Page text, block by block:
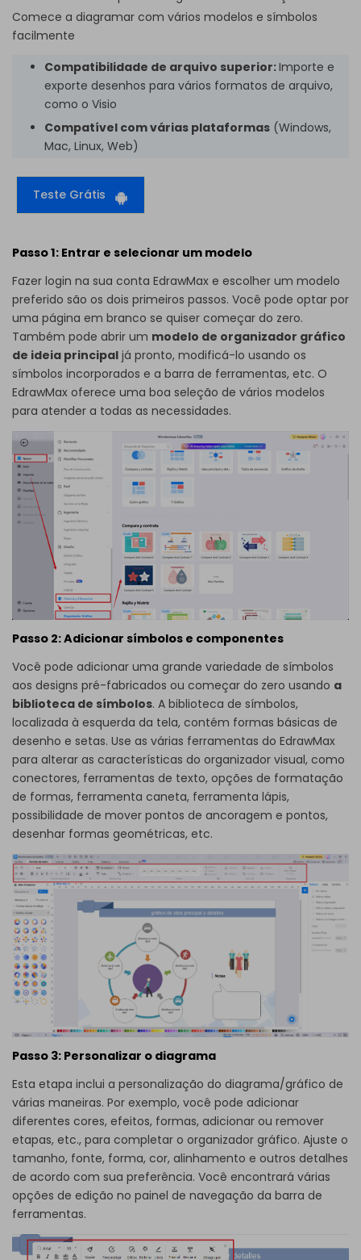
Comece a diagramar com vários modelos e símbolos
facilmente
Compatibilidade de arquivo superior:Importe e
exporte desenhos para vários formatos de arquivo,
como o Visio
Compatível com várias plataformas (Windows,
Mac, Linux, Web)
Teste Grátis
Passo 1: Entrar e selecionar um modelo
Fazer login na sua conta EdrawMax e escolher um modelo
preferido são os dois primeiros passos. Você pode optar por
uma página em branco se quiser começar do zero.
Também pode abrir um modelo de organizador gráfico
de ideia principal já pronto, modificá-lo usando os
símbolos incorporados e a barra de ferramentas, etc. O
EdrawMax oferece uma boa seleção de vários modelos
para atender a todas as necessidades.
Passo 2: Adicionar símbolos e componentes
Você pode adicionar uma grande variedade de símbolos
aos designs pré-fabricados ou começar do zero usando a
biblioteca de símbolos. A biblioteca de símbolos,
localizada à esquerda da tela, contém formas básicas de
desenho e setas. Use as várias ferramentas do EdrawMax
para alterar as características do organizador visual, como
conectores, ferramentas de texto, opções de formatação
de formas, ferramenta caneta, ferramenta lápis,
possibilidade de mover pontos de ancoragem e pontos,
desenhar formas geométricas, etc.
Passo 3: Personalizar o diagrama
Esta etapa inclui a personalização do diagrama/gráfico de
várias maneiras. Por exemplo, você pode adicionar
diferentes cores, efeitos, formas, adicionar ou remover
etapas, etc., para completar o organizador gráfico. Ajuste o
tamanho, fonte, forma, cor, alinhamento e outros detalhes
de acordo com sua preferência. Você encontrará várias
opções de edição no painel de navegação da barra de
ferramentas.